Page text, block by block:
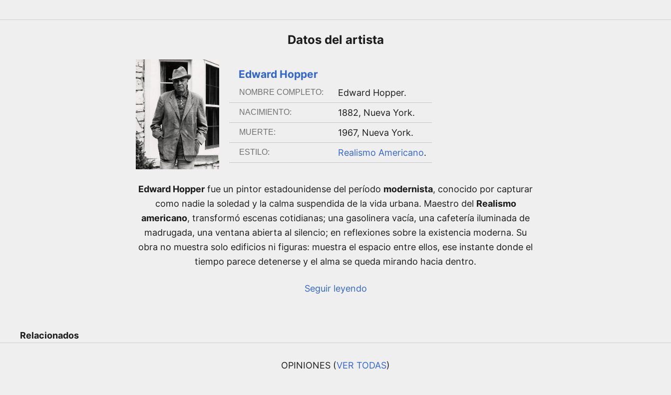
Datos del artista
Edward Hopper
NOMBRE COMPLETO: Edward Hopper.
NACIMIENTO: 1882, Nueva York.
MUERTE: 1967, Nueva York.
ESTILO: Realismo Americano.
Edward Hopper fue un pintor estadounidense del período modernista, conocido por capturar
como nadie la soledad y la calma suspendida de la vida urbana. Maestro del Realismo
americano, transformó escenas cotidianas; una gasolinera vacía, una cafetería iluminada de
madrugada, una ventana abierta al silencio; en reflexiones sobre la existencia moderna. Su
obra no muestra solo edificios ni figuras: muestra el espacio entre ellos, ese instante donde el
tiempo parece detenerse y el alma se queda mirando hacia dentro.
Seguir leyendo
Relacionados
OPINIONES (VER TODAS)